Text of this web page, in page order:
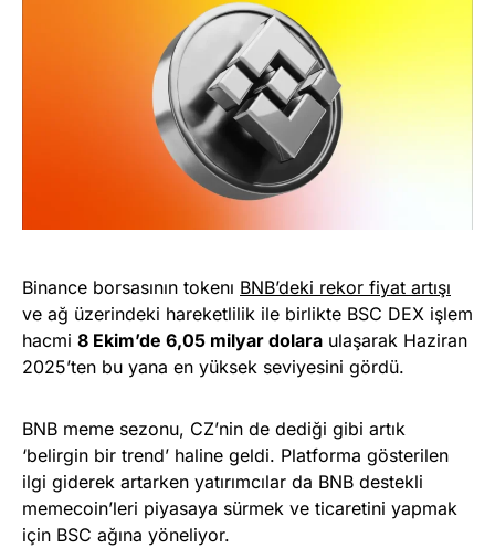
Binance borsasının tokenı BNB’deki rekor fiyat artışı
ve ağ üzerindeki hareketlilik ile birlikte BSC DEX işlem
hacmi 8 Ekim’de 6,05 milyar dolara ulaşarak Haziran
2025’ten bu yana en yüksek seviyesini gördü.
BNB meme sezonu, CZ’nin de dediği gibi artık
‘belirgin bir trend’ haline geldi. Platforma gösterilen
ilgi giderek artarken yatırımcılar da BNB destekli
memecoin’leri piyasaya sürmek ve ticaretini yapmak
için BSC ağına yöneliyor.